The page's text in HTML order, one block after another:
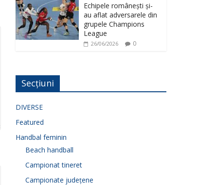
Echipele românești și-
au aflat adversarele din
grupele Champions
League
26/06/2026 0
Secțiuni
DIVERSE
Featured
Handbal feminin
Beach handball
Campionat tineret
Campionate județene